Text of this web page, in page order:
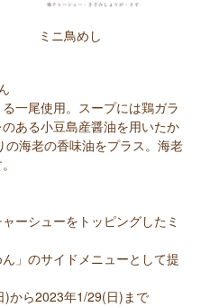
ミニ鳥めし
一尾使用。スープには鶏ガラ
ある小豆島産醤油を用いたか
の海老の香味油をプラス。海老
ーシューをトッピングしたミ
」のサイドメニューとして提
から2023年1/29(日)まで